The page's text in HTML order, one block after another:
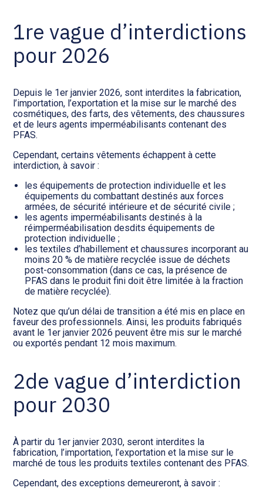
1re vague d’interdictions
pour 2026
Depuis le 1er janvier 2026, sont interdites la fabrication,
l’importation, l’exportation et la mise sur le marché des
cosmétiques, des farts, des vêtements, des chaussures
et de leurs agents imperméabilisants contenant des
PFAS.
Cependant, certains vêtements échappent à cette
interdiction, à savoir :
les équipements de protection individuelle et les
équipements du combattant destinés aux forces
armées, de sécurité intérieure et de sécurité civile ;
les agents imperméabilisants destinés à la
réimperméabilisation desdits équipements de
protection individuelle ;
les textiles d’habillement et chaussures incorporant au
moins 20 % de matière recyclée issue de déchets
post-consommation (dans ce cas, la présence de
PFAS dans le produit fini doit être limitée à la fraction
de matière recyclée).
Notez que qu’un délai de transition a été mis en place en
faveur des professionnels. Ainsi, les produits fabriqués
avant le 1er janvier 2026 peuvent être mis sur le marché
ou exportés pendant 12 mois maximum.
2de vague d’interdiction
pour 2030
À partir du 1er janvier 2030, seront interdites la
fabrication, l’importation, l’exportation et la mise sur le
marché de tous les produits textiles contenant des PFAS.
Cependant, des exceptions demeureront, à savoir :